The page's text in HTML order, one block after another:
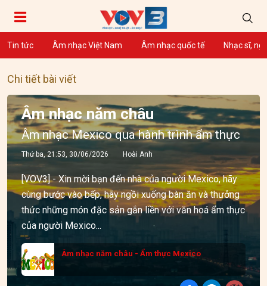
Tin tức Âm nhạc Việt Nam Âm nhạc quốc tế Nhạc sĩ,
Chi tiết bài viết
Âm nhạc năm châu
Âm nhạc Mexico qua hành trình ẩm thực
Thứ ba, 21:53, 30/06/2026 Hoài Anh
[VOV3] - Xin mời bạn đến nhà của người Mexico, hãy
cùng bước vào bếp, hãy ngồi xuống bàn ăn và thưởng
thức những món đặc sản gắn liền với văn hoá ẩm thực
của người Mexico...
Âm nhạc năm châu - Ẩm thực Mexico